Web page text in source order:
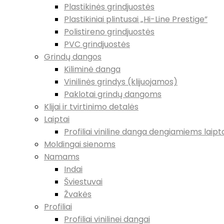
Plastikinės grindjuostės
Plastikiniai plintusai „Hi-Line Prestige”
Polistireno grindjuostės
PVC grindjuostės
Grindų dangos
Kiliminė danga
Vinilinės grindys (klijuojamos)
Paklotai grindų dangoms
Klijai ir tvirtinimo detalės
Laiptai
Profiliai viniline danga dengiamiems
Moldingai sienoms
Namams
Indai
Šviestuvai
Žvakės
Profiliai
Profiliai vinilinei dangai